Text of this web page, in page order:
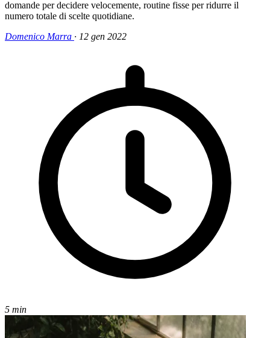
domande per decidere velocemente, routine fisse per ridurre il
numero totale di scelte quotidiane.
Domenico Marra · 12 gen 2022
5 min